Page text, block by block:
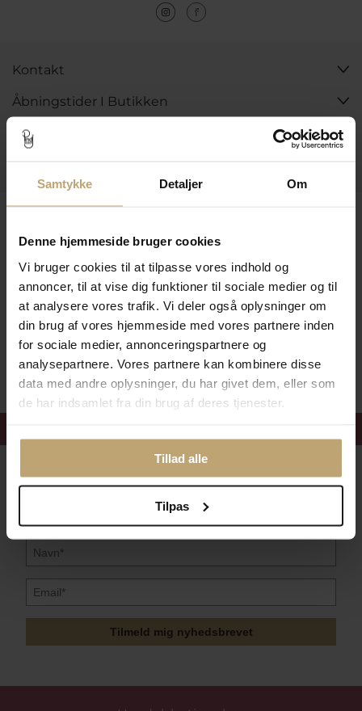
Samtykke Detaljer Om
Denne hjemmeside bruger cookies
Vi bruger cookies til at tilpasse vores indhold og
annoncer, til at vise dig funktioner til sociale medier og til
at analysere vores trafik. Vi deler også oplysninger om
din brug af vores hjemmeside med vores partnere inden
for sociale medier, annonceringspartnere og
analysepartnere. Vores partnere kan kombinere disse
data med andre oplysninger, du har givet dem, eller som
de har indsamlet fra din brug af deres tjenester.
Tillad alle
Tilpas
Kontakt
Åbningstider I Butikken
Information
Leveringsmuligheder
Betalingsmuligheder
Sikker Og Tryg E-Handel
Tilmeld mig nyhedsbrevet